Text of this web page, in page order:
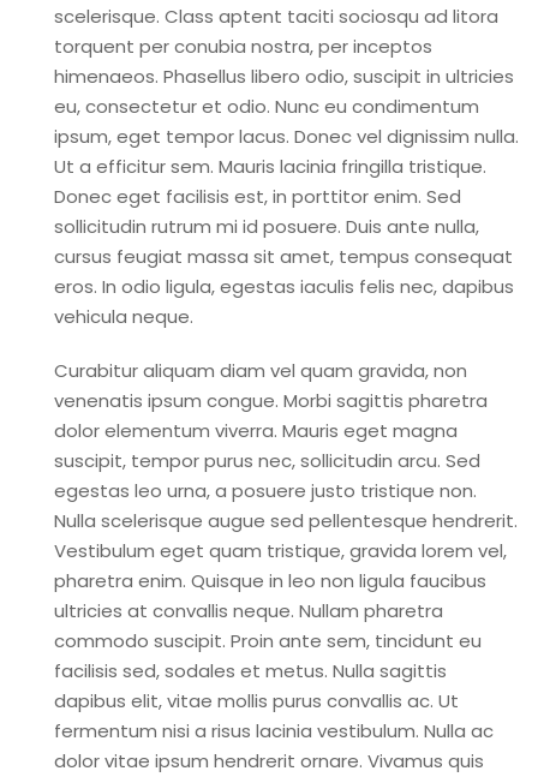
scelerisque. Class aptent taciti sociosqu ad litora
torquent per conubia nostra, per inceptos
himenaeos. Phasellus libero odio, suscipit in ultricies
eu, consectetur et odio. Nunc eu condimentum
ipsum, eget tempor lacus. Donec vel dignissim nulla.
Ut a efficitur sem. Mauris lacinia fringilla tristique.
Donec eget facilisis est, in porttitor enim. Sed
sollicitudin rutrum mi id posuere. Duis ante nulla,
cursus feugiat massa sit amet, tempus consequat
eros. In odio ligula, egestas iaculis felis nec, dapibus
vehicula neque.
Curabitur aliquam diam vel quam gravida, non
venenatis ipsum congue. Morbi sagittis pharetra
dolor elementum viverra. Mauris eget magna
suscipit, tempor purus nec, sollicitudin arcu. Sed
egestas leo urna, a posuere justo tristique non.
Nulla scelerisque augue sed pellentesque hendrerit.
Vestibulum eget quam tristique, gravida lorem vel,
pharetra enim. Quisque in leo non ligula faucibus
ultricies at convallis neque. Nullam pharetra
commodo suscipit. Proin ante sem, tincidunt eu
facilisis sed, sodales et metus. Nulla sagittis
dapibus elit, vitae mollis purus convallis ac. Ut
fermentum nisi a risus lacinia vestibulum. Nulla ac
dolor vitae ipsum hendrerit ornare. Vivamus quis